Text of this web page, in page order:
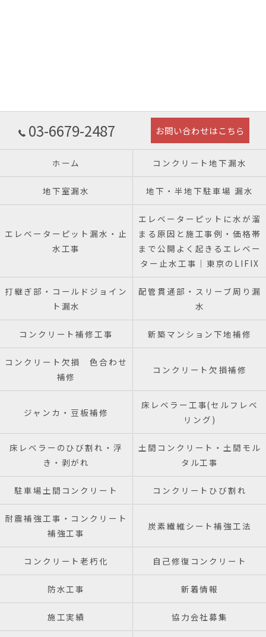
03-6679-2487 お問い合わせはこちら
ホーム コンクリート地下漏水
地下室漏水 地下・半地下駐車場 漏水
エレベーターピット漏水・止
水工事
エレベーターピットに水が溜
まる原因と施工事例・価格帯
まで公開よく起きるエレベー
ター止水工事｜東京のLIFIX
打継ぎ部・コールドジョイン
ト漏水
配管貫通部・スリーブ周り漏
水
コンクリート補修工事 新築マンション下地補修
コンクリート欠損 色合わせ
補修
コンクリート欠損補修
ジャンカ・豆板補修
床レベラー工事(セルフレベ
リング)
床レベラーのひび割れ・浮
き・剥がれ
土間コンクリート・土間モル
タル工事
駐車場土間コンクリート コンクリートひび割れ
耐震補強工事・コンクリート
補強工事
炭素繊維シート補強工法
コンクリート老朽化 自己修復コンクリート
防水工事 新着情報
施工実績 協力会社募集